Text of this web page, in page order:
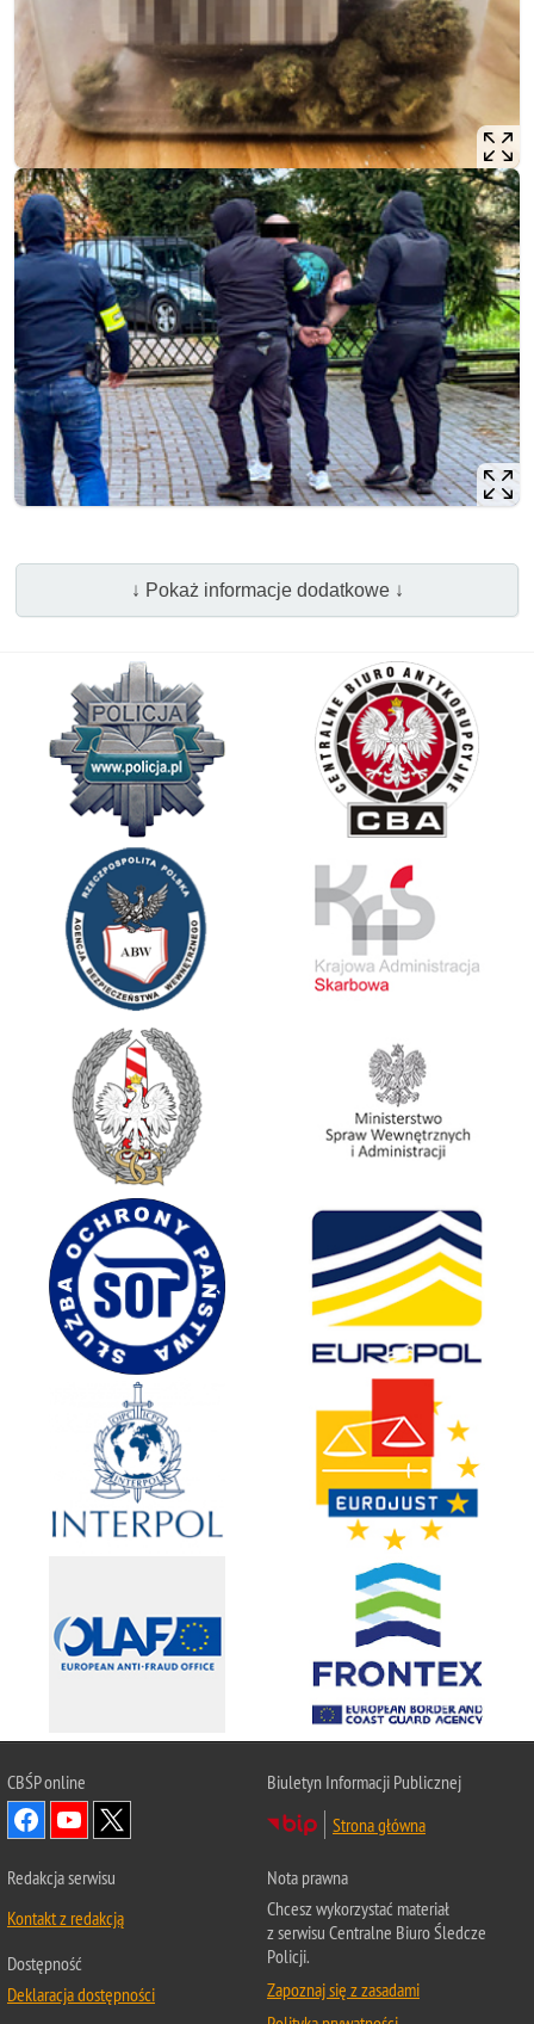
↓ Pokaż informacje dodatkowe ↓
CBŚPonline
Biuletyn Informacji Publicznej
Strona główna
Redakcja serwisu
Kontakt z redakcją
Dostępność
Deklaracja dostępności
Nota prawna
Chcesz wykorzystać materiał
z serwisu Centralne Biuro Śledcze
Policji.
Zapoznaj się z zasadami